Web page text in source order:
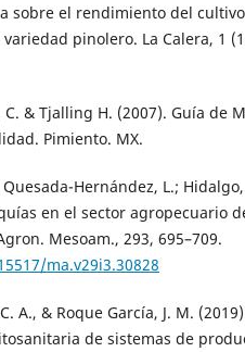
sobre el rendimiento del
pinolero. La Calera, 1
& Tjalling H. (2007). Guía de
Pimiento. MX.
Hernández, L.;
en el sector agropecuario
Mesoam., 293, 695–709.
ma.v29i3.30828
A., & Roque García, J. M.
de sistemas de